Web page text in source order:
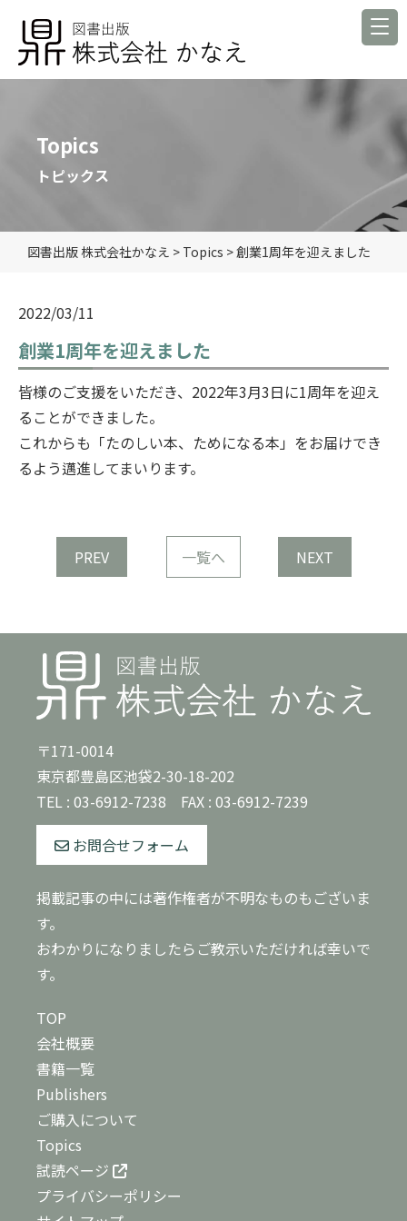
Topics
トピックス
図書出版 株式会社かなえ > Topics >創業1周年を迎えました
2022/03/11
創業1周年を迎えました
皆様のご支援をいただき、2022年3月3日に1周年を迎え
ることができました。
これからも「たのしい本、ためになる本」をお届けでき
るよう邁進してまいります。
PREV 一覧へ NEXT
〒171-0014
東京都豊島区池袋2-30-18-202
TEL : 03-6912-7238 FAX : 03-6912-7239
お問合せフォーム
掲載記事の中には著作権者が不明なものもございま
す。
おわかりになりましたらご教示いただければ幸いで
す。
TOP
会社概要
書籍一覧
Publishers
ご購入について
Topics
試読ページ
プライバシーポリシー